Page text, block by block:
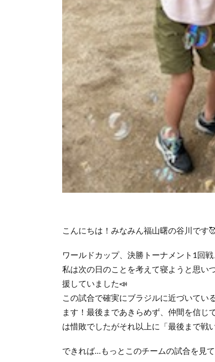
こんにちは！みなみん福山曙の谷川です
ワールドカップ、決勝トーナメント1回
私は次の日のことを考えて寝ようと思い
援していました📣
この試合で確実にブラジルに近づいてい
ます！最後まであきらめず、仲間を信じ
は惜敗でしたがそれ以上に「最後まで戦
できれば…もっとこのチームの試合を見